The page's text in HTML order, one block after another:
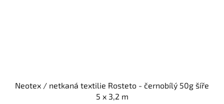
Neotex / netkaná textilie Rosteto - černobílý 50g šíře
5 x 3,2 m